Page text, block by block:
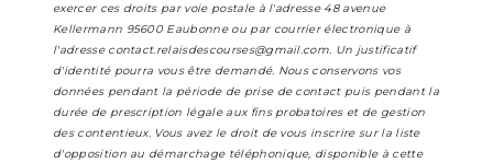
exercer ces droits par voie postale à l'adresse 48 avenue
Kellermann 95600 Eaubonne ou par courrier électronique à
l'adresse contact.relaisdescourses@gmail.com. Un justificatif
d'identité pourra vous être demandé. Nous conservons vos
données pendant la période de prise de contact puis pendant la
durée de prescription légale aux fins probatoires et de gestion
des contentieux. Vous avez le droit de vous inscrire sur la liste
d'opposition au démarchage téléphonique, disponible à cette